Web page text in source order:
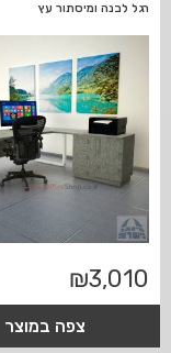
רגל לבנה ומיסתור עץ
₪3,010
צפה במוצר